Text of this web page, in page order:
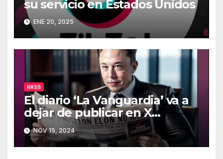
su servicio en Estados Unidos
ENE 20, 2025
RRSS
El diario ‘La Vanguardia’ va a
dejar de publicar en X
(Twitter)
NOV 15, 2024